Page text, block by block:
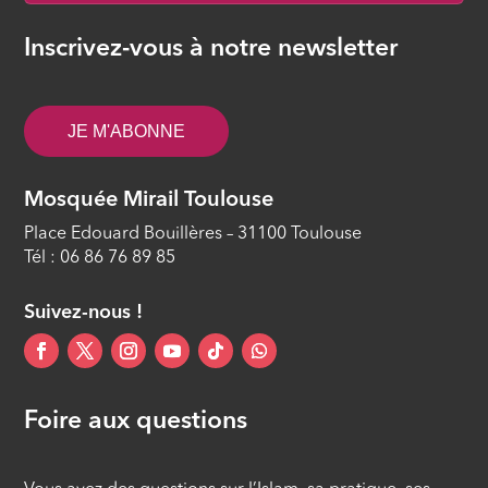
d’abstinence du jeûne du mois de
ÉPISODE 10
Le repas de fin de nuit précédant le
(As-Souhour) (11/40)
ÉPISODE 11
ÉPISODE 12
Inscrivez-vous à notre newsletter
JE M'ABONNE
Mosquée Mirail Toulouse
Place Edouard Bouillères – 31100 Toulouse
Tél : 06 86 76 89 85
Suivez-nous !
Foire aux questions